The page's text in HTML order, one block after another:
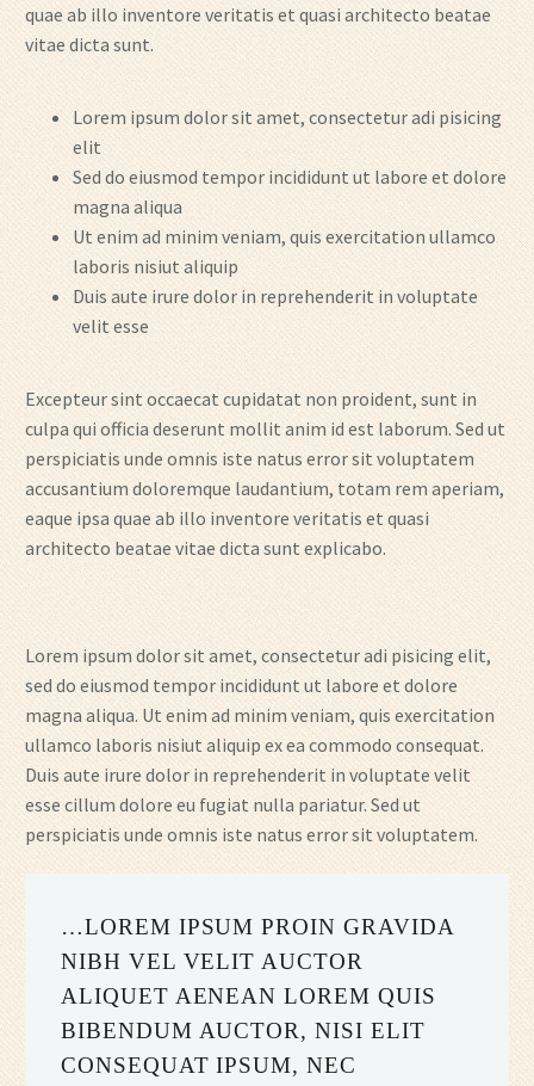
quae ab illo inventore veritatis et quasi architecto beatae
vitae dicta sunt.
Lorem ipsum dolor sit amet, consectetur adi pisicing
elit
Sed do eiusmod tempor incididunt ut labore et dolore
magna aliqua
Ut enim ad minim veniam, quis exercitation ullamco
laboris nisiut aliquip
Duis aute irure dolor in reprehenderit in voluptate
velit esse
Excepteur sint occaecat cupidatat non proident, sunt in
culpa qui officia deserunt mollit anim id est laborum. Sed ut
perspiciatis unde omnis iste natus error sit voluptatem
accusantium doloremque laudantium, totam rem aperiam,
eaque ipsa quae ab illo inventore veritatis et quasi
architecto beatae vitae dicta sunt explicabo.
Lorem ipsum dolor sit amet, consectetur adi pisicing elit,
sed do eiusmod tempor incididunt ut labore et dolore
magna aliqua. Ut enim ad minim veniam, quis exercitation
ullamco laboris nisiut aliquip ex ea commodo consequat.
Duis aute irure dolor in reprehenderit in voluptate velit
esse cillum dolore eu fugiat nulla pariatur. Sed ut
perspiciatis unde omnis iste natus error sit voluptatem.
…LOREM IPSUM PROIN GRAVIDA
NIBH VEL VELIT AUCTOR
ALIQUET AENEAN LOREM QUIS
BIBENDUM AUCTOR, NISI ELIT
CONSEQUAT IPSUM, NEC